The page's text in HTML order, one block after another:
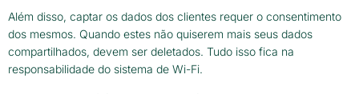
Além disso, captar os dados dos clientes requer o consentimento
dos mesmos. Quando estes não quiserem mais seus dados
compartilhados, devem ser deletados. Tudo isso fica na
responsabilidade do sistema de Wi-Fi.